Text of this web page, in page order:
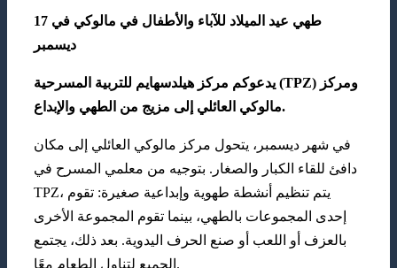
طهي عيد الميلاد للآباء والأطفال في مالوكي في 17
ديسمبر
يدعوكم مركز هيلدسهايم للتربية المسرحية (TPZ) ومركز
مالوكي العائلي إلى مزيج من الطهي والإبداع .
في شهر ديسمبر، يتحول مركز مالوكي العائلي إلى مكان
دافئ للقاء الكبار والصغار. بتوجيه من معلمي المسرح في
TPZ، يتم تنظيم أنشطة طهوية وإبداعية صغيرة: تقوم
إحدى المجموعات بالطهي، بينما تقوم المجموعة الأخرى
بالعزف أو اللعب أو صنع الحرف اليدوية. بعد ذلك، يجتمع
الجميع لتناول الطعام معًا.